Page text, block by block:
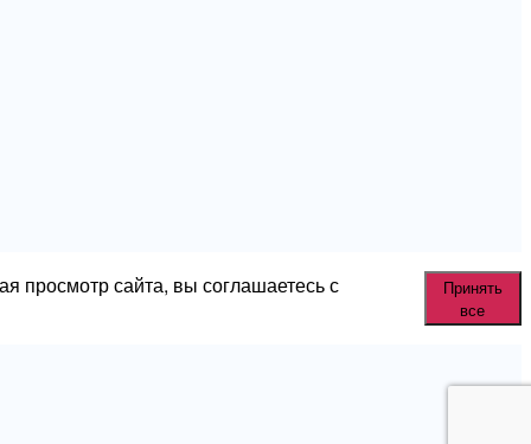
просмотр сайта, вы соглашаетесь с
Принять
все